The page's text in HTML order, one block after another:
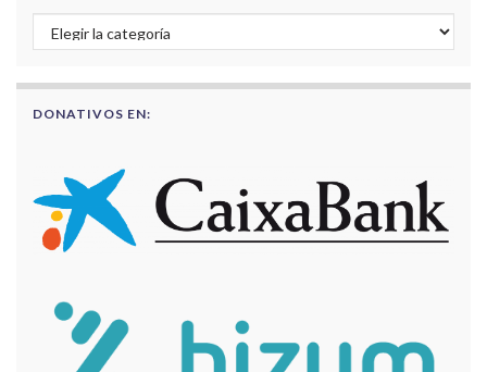
Buscar por categorías
DONATIVOS EN: